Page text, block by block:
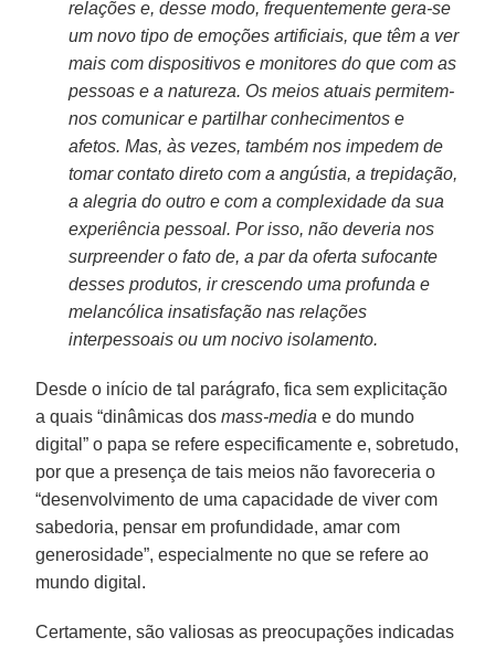
relações e, desse modo, frequentemente gera-se
um novo tipo de emoções artificiais, que têm a ver
mais com dispositivos e monitores do que com as
pessoas e a natureza. Os meios atuais permitem-
nos comunicar e partilhar conhecimentos e
afetos. Mas, às vezes, também nos impedem de
tomar contato direto com a angústia, a trepidação,
a alegria do outro e com a complexidade da sua
experiência pessoal. Por isso, não deveria nos
surpreender o fato de, a par da oferta sufocante
desses produtos, ir crescendo uma profunda e
melancólica insatisfação nas relações
interpessoais ou um nocivo isolamento.
Desde o início de tal parágrafo, fica sem explicitação
a quais “dinâmicas dosmass-media e do mundo
digital” o papa se refere especificamente e, sobretudo,
por que a presença de tais meios não favoreceria o
“desenvolvimento de uma capacidade de viver com
sabedoria, pensar em profundidade, amar com
generosidade”, especialmente no que se refere ao
mundo digital.
Certamente, são valiosas as preocupações indicadas